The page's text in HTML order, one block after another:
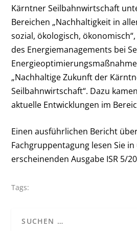
Kärntner Seilbahnwirtschaft
Bereichen „Nachhaltigkeit in
sozial, ökologisch,
des Energiemanagements bei
„Nachhaltige Zukunft der
Seilbahnwirtschaft“. Dazu
aktuelle Entwicklungen im
Einen ausführlichen Bericht
Fachgruppentagung lesen Sie
erscheinenden Ausgabe ISR 5/
Tags: